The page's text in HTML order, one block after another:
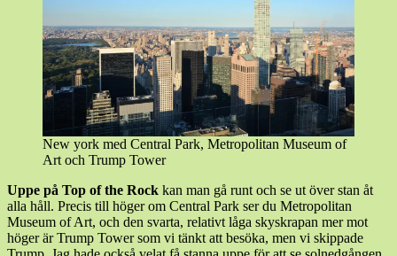
New york med Central Park, Metropolitan Museum of
Art och Trump Tower
Uppe på Top of the Rock kan man gå runt och se ut över stan åt
alla håll. Precis till höger om Central Park ser du Metropolitan
Museum of Art, och den svarta, relativt låga skyskrapan mer mot
höger är Trump Tower som vi tänkt att besöka, men vi skippade